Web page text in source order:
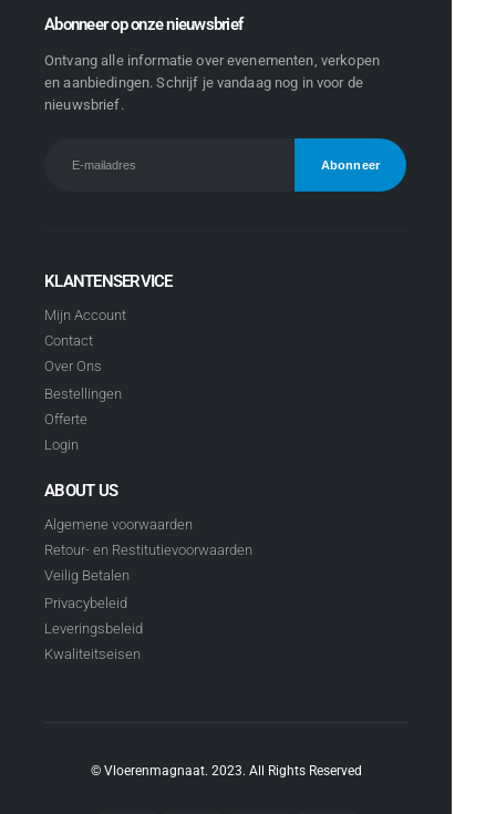
Abonneer op onze nieuwsbrief
Ontvang alle informatie over evenementen, verkopen
en aanbiedingen. Schrijf je vandaag nog in voor de
nieuwsbrief.
KLANTENSERVICE
Mijn Account
Contact
Over Ons
Bestellingen
Offerte
Login
ABOUT US
Algemene voorwaarden
Retour- en Restitutievoorwaarden
Veilig Betalen
Privacybeleid
Leveringsbeleid
Kwaliteitseisen
© Vloerenmagnaat. 2023. All Rights Reserved